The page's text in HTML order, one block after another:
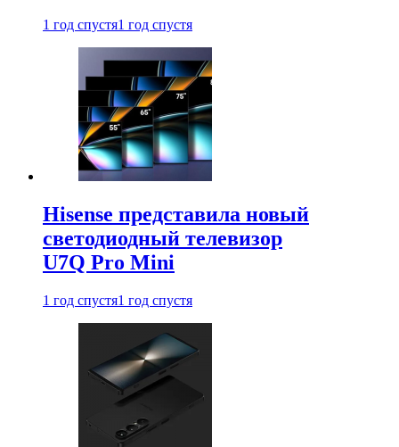
1 год спустя1 год спустя
Hisense представила новый
светодиодный телевизор
U7Q Pro Mini
1 год спустя1 год спустя